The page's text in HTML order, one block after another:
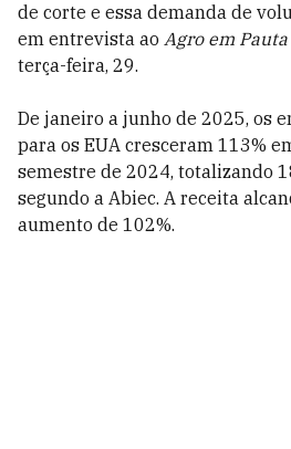
de corte e essa demanda de
em entrevista ao Agro em Pauta
terça-feira, 29.
De janeiro a junho de 2025, os
para os EUA cresceram 113%
semestre de 2024, totalizando
segundo a Abiec. A receita
aumento de 102%.